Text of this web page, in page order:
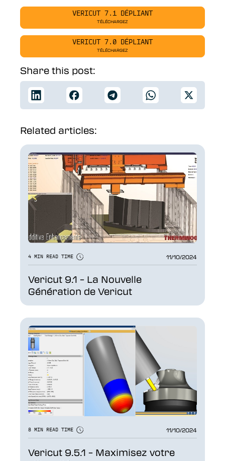
VERICUT 7.1 DÉPLIANT
TÉLÉCHARGEZ
VERICUT 7.0 DÉPLIANT
TÉLÉCHARGEZ
Share this post:
Related articles:
4 MIN READ TIME 11/10/2024
Vericut 9.1 – La Nouvelle
Génération de Vericut
8 MIN READ TIME 11/10/2024
Vericut 9.5.1 – Maximisez votre